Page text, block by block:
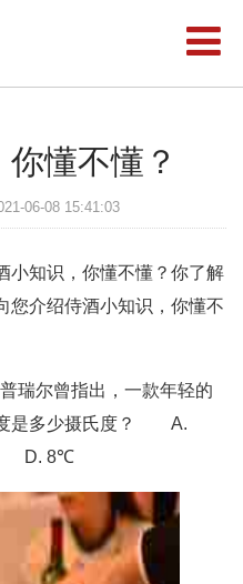
懂不懂？
06-08 15:41:03
小知识，你懂不懂？你了解
您介绍侍酒小知识，你懂不
瑞尔曾指出，一款年轻的
度是多少摄氏度？ A.
D. 8℃